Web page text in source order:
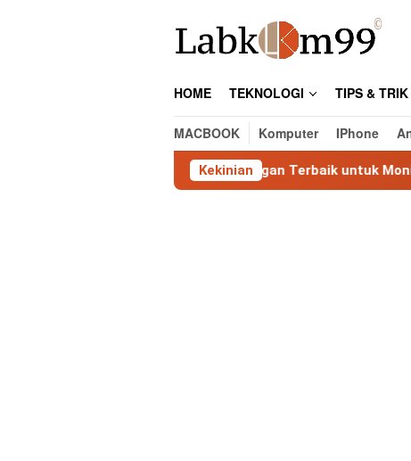
HOME TEKNOLOGI TIPS & TRIK
MACBOOK Komputer IPhone
Kekinian
Tool Analisis Jaringan Terbaik untuk Monitoring &